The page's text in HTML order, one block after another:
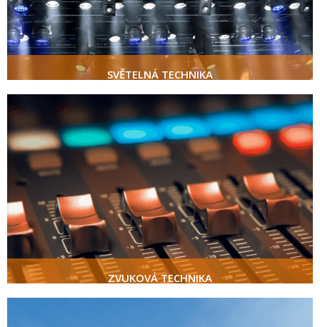
SVĚTELNÁ TECHNIKA
ZVUKOVÁ TECHNIKA
ZVUKOVÁ TECHNIKA
poptat